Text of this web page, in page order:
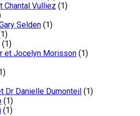
Chantal Vulliez (1)
Selden (1)
(1)
et Jocelyn Morisson (1)
Dr Danielle Dumonteil (1)
(1)
(1)